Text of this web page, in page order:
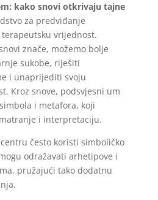
kako snovi otkrivaju tajne
za predviđanje
vrijednost.
znače, možemo bolje
sukobe, riješiti
i unaprijediti svoju
Kroz snove, podsvjesni um
i metafora, koji
i interpretaciju.
često koristi simboličko
odražavati arhetipove i
pružajući tako dodatnu